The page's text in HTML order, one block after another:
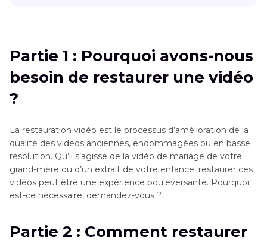
Partie 2: Comment restaurer une vidéo avec
un outil d'amélioration par IA ?
Partie 4 : FAQ sur la restauration vidéo
Partie 1 : Pourquoi avons-nous
besoin de restaurer une vidéo
?
La restauration vidéo est le processus d’amélioration de la
qualité des vidéos anciennes, endommagées ou en basse
résolution. Qu’il s’agisse de la vidéo de mariage de votre
grand-mère ou d’un extrait de votre enfance, restaurer ces
vidéos peut être une expérience bouleversante. Pourquoi
est-ce nécessaire, demandez-vous ?
Partie 2 : Comment restaurer